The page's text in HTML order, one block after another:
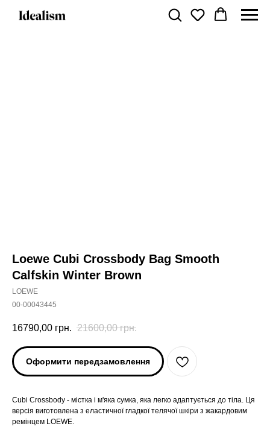
Loewe Cubi Crossbody Bag Smooth
Calfskin Winter Brown
LOEWE
00-00043445
16790,00 грн. 21600,00 грн.
Оформити передзамовлення
Cubi Crossbody - містка і м'яка сумка, яка легко адаптується до тіла. Ця
версія виготовлена з еластичної гладкої телячої шкіри з жакардовим
ремінцем LOEWE.